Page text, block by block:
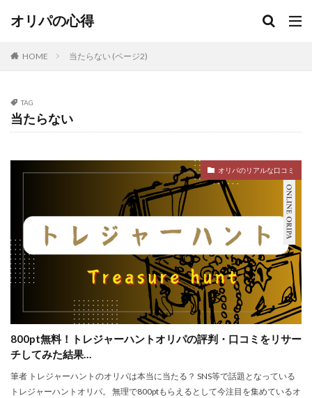
オリパの心得
HOME 当たらない (ページ2)
TAG
当たらない
オリパのリアルな口コミ
800pt無料！トレジャーハントオリパの評判・口コミをリサー
チしてみた結果…
筆者 トレジャーハントのオリパは本当に当たる？ SNS等で話題となっている
トレジャーハントオリパ。 無理で800ptもらえるとして今注目を集めているオ